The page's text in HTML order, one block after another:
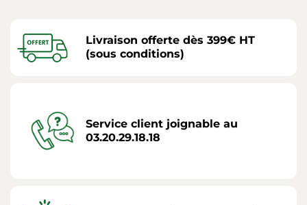
Livraison offerte dès 399€ HT
(sous conditions)
Service client joignable au
03.20.29.18.18